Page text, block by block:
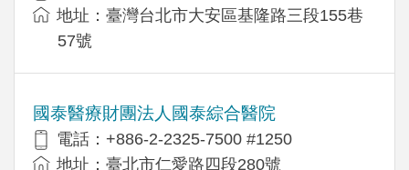
地址：臺灣台北市大安區基隆路三段155巷
57號
國泰醫療財團法人國泰綜合醫院
電話：+886-2-2325-7500 #1250
地址：臺北市仁愛路四段280號